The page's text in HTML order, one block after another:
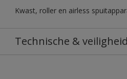
Kwast, roller en airless
Technische &